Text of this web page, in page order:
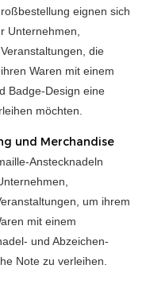
eignen sich
Unternehmen,
die
Waren mit einem
Badge-Design eine
möchten.
und Merchandise
Anstecknadeln
um ihrem
mit einem
und Abzeichen-
Note zu verleihen.